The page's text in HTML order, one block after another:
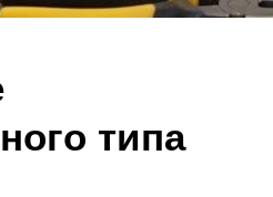
типа